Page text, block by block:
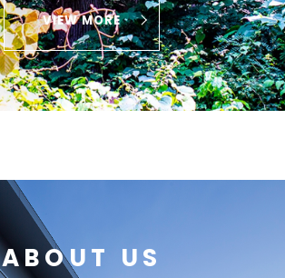
VIEW MORE
ABOUT US